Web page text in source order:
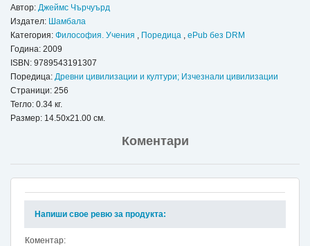
Автор: Джеймс Чърчуърд
Издател: Шамбала
Категория: Философия. Учения Поредица
ePub без DRM
Година: 2009
ISBN: 9789543191307
Поредица: Древни цивилизации и култури; Изчезнали цивилизации
Страници: 256
Тегло: 0.34 кг.
Размер: 14.50x21.00 см.
Коментари
Напиши свое ревю за продукта:
Коментар: